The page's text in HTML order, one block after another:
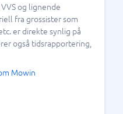
og lignende
fra grossister som
er direkte synlig på
også tidsrapportering,
Mowin